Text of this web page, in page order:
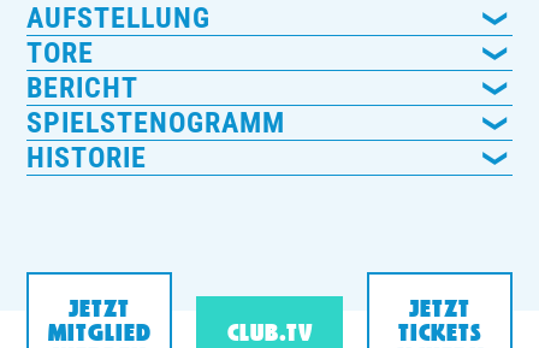
AUFSTELLUNG
TORE
BERICHT
SPIELSTENOGRAMM
HISTORIE
JETZT
MITGLIED
CLUB.TV
JETZT
TICKETS